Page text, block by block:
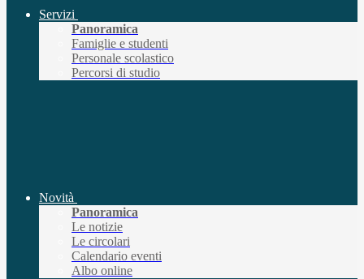
Servizi
Panoramica
Famiglie e studenti
Personale scolastico
Percorsi di studio
Novità
Panoramica
Le notizie
Le circolari
Calendario eventi
Albo online